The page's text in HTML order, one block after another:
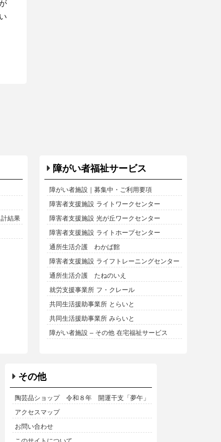
結果
障がい者福祉サービス
障がい者施設｜募集中・ご利用要項
障害者支援施設 ライトワークセンター
障害者支援施設 光が丘ワークセンター
障害者支援施設 ライトホープセンター
通所生活介護 わかば館
障害者支援施設 ライフトレーニングセンター
通所生活介護 たねのいえ
就労支援事業所 フ・クレール
共同生活援助事業所 とらいと
共同生活援助事業所 みらいと
障がい者施設 – その他 在宅福祉サービス
その他
陶芸品ショップ 令和８年 開運干支「夢午」
アクセスマップ
お問い合わせ